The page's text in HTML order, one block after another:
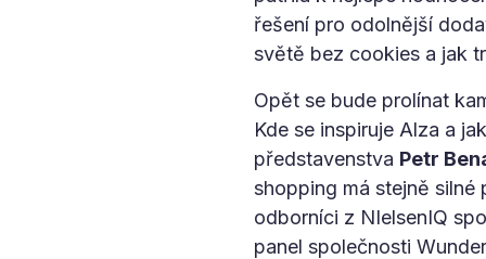
řešení pro odolnější
světě bez cookies a jak
Opět se bude prolínat
Kde se inspiruje Alza a
představenstva Petr
shopping má stejně
odborníci z NIelsenIQ
panel společnosti